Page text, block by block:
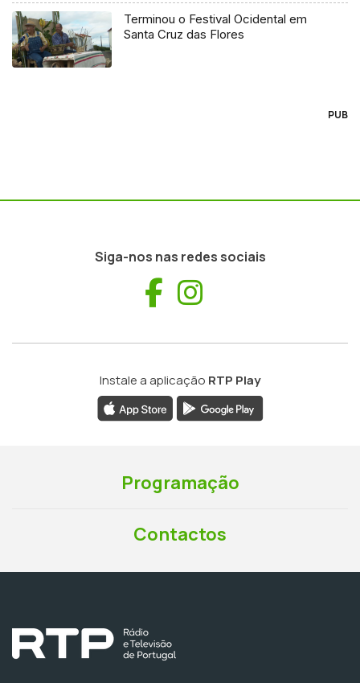
Terminou o Festival Ocidental em
Santa Cruz das Flores
PUB
Siga-nos nas redes sociais
Facebook
Instale a aplicação RTP Play
Programação
Contactos